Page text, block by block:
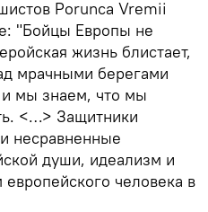
Porunca Vremii
"Бойцы Европы не
жизнь блистает,
мрачными берегами
мы знаем, что мы
<…> Защитники
несравненные
души, идеализм и
европейского человека в